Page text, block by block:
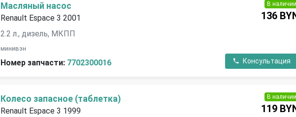
Масляный насос
Renault Espace 3 2001
2.2 л., дизель, МКПП
минивэн
Номер запчасти: 7702300016
В наличии
136
Консультация
Колесо запасное (таблетка)
Renault Espace 3 1999
В наличии
119